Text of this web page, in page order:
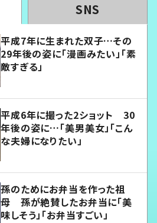
SNS
平成7年に生まれた双子…その
29年後の姿に「漫画みたい」「素
敵すぎる」
平成6年に撮った2ショット 30
年後の姿に…「美男美女」「こん
な夫婦になりたい」
孫のためにお弁当を作った祖
母 孫が絶賛したお弁当に「美
味しそう」「お弁当すごい」